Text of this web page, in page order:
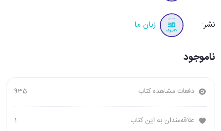
نشر: زبان ما
ناموجود
دفعات مشاهده کتاب 935
علاقه‌مندان به این کتاب 1